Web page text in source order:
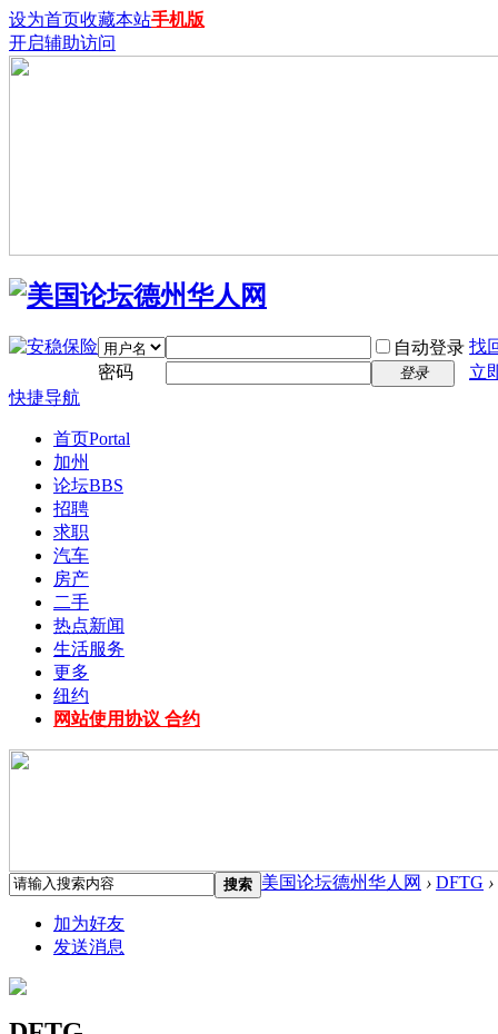
设为首页收藏本站手机版
开启辅助访问
自动登录 找
密码
登录
立
快捷导航
首页Portal
加州
论坛BBS
招聘
求职
汽车
房产
二手
热点新闻
生活服务
更多
纽约
网站使用协议 合约
搜索 美国论坛德州华人网 › DFTG ›
加为好友
发送消息